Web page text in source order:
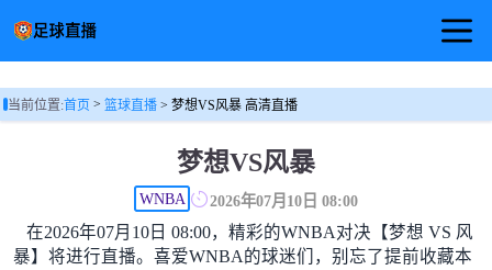
首页
足球视频
当前位置:首页> 篮球直播> 梦想VS风暴 高清直播
梦想VS风暴
WNBA 2026年07月10日 08:00
在2026年07月10日 08:00，精彩的WNBA对决【梦想 VS 风
暴】将进行直播。喜爱WNBA的球迷们，别忘了提前收藏本